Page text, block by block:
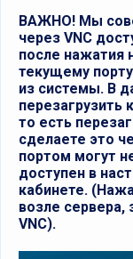
ВАЖНО! Мы
через VNC
после нажатия
текущему
из системы. В
то есть
сделаете это
портом могут
доступен в
кабинете.
возле сервера,
VNC).